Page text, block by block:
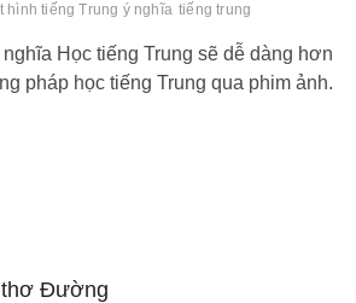
hình tiếng Trung ý nghĩa tiếng trung
Học tiếng Trung sẽ dễ dàng hơn
pháp học tiếng Trung qua phim ảnh.
thơ Đường